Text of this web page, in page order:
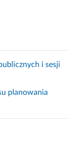
i sesji
planowania